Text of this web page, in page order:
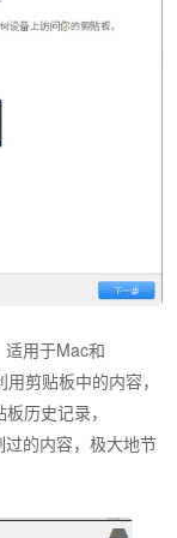
用于Mac和
剪贴板中的内容，
历史记录，
的内容，极大地节